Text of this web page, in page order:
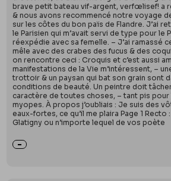
brave petit bateau vif-argent, verfœlisef! a
& nous avons recommencé notre voyage
sur les côtes du bon païs de Flandre. J’ai
le Parisien qui m’avait servi de type pour le
réexpédie avec sa femelle. – J’ai ramassé
mêle avec des crabes des fucus & des
on rencontre ceci : Croquis et c’est aussi
manifestations de la Vie m’intéressent, –
trottoir & un paysan qui bat son grain sont
conditions de beauté. Un peintre doit
caractère de toutes choses, – tant pis pour
myopes. À propos j’oubliais : Je suis des
eaux-fortes, ce qu’il me plaira Page 1 Recto
Glatigny ou n’importe lequel de vos poète